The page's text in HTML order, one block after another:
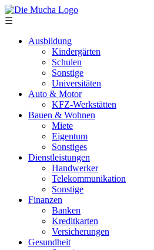
Direkt zum Inhalt
☰
Ausbildung
Kindergärten
Schulen
Sonstige
Universitäten
Auto & Motor
KFZ-Werkstätten
Bauen & Wohnen
Miete
Eigentum
Sonstiges
Dienstleistungen
Handwerker
Telekommunikation
Sonstige
Finanzen
Banken
Kreditkarten
Versicherungen
Gesundheit